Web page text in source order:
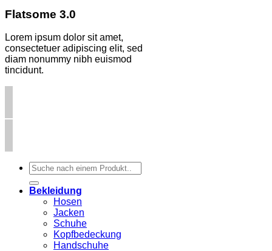
Flatsome 3.0
Lorem ipsum dolor sit amet,
consectetuer adipiscing elit, sed
diam nonummy nibh euismod
tincidunt.
Suchen
nach:
Bekleidung
Hosen
Jacken
Schuhe
Kopfbedeckung
Handschuhe